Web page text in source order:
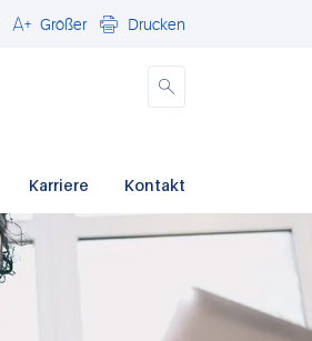
Größer Drucken
Karriere Kontakt